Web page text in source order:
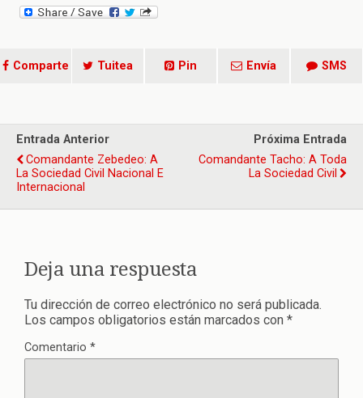
Comparte Tuitea Pin Envía SMS
Entrada Anterior
Comandante Zebedeo: A
La Sociedad Civil Nacional E
Internacional
Próxima Entrada
Comandante Tacho: A Toda
La Sociedad Civil
Deja una respuesta
Tu dirección de correo electrónico no será publicada.
Los campos obligatorios están marcados con *
Comentario *